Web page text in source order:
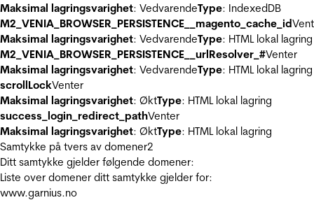
Maksimal lagringsvarighet: VedvarendeType: IndexedDB
M2_VENIA_BROWSER_PERSISTENCE__magento_cache_id
Maksimal lagringsvarighet: VedvarendeType: HTML lokal lagring
M2_VENIA_BROWSER_PERSISTENCE__urlResolver_#Venter
Maksimal lagringsvarighet: VedvarendeType: HTML lokal lagring
scrollLockVenter
Maksimal lagringsvarighet: ØktType: HTML lokal lagring
success_login_redirect_pathVenter
Maksimal lagringsvarighet: ØktType: HTML lokal lagring
Samtykke på tvers av domener2
Ditt samtykke gjelder følgende domener:
Liste over domener ditt samtykke gjelder for:
www.garnius.no